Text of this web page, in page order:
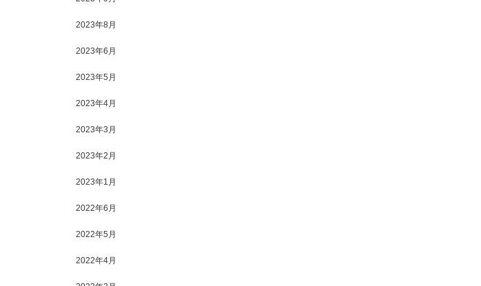
2023年8月
2023年6月
2023年5月
2023年4月
2023年3月
2023年2月
2023年1月
2022年6月
2022年5月
2022年4月